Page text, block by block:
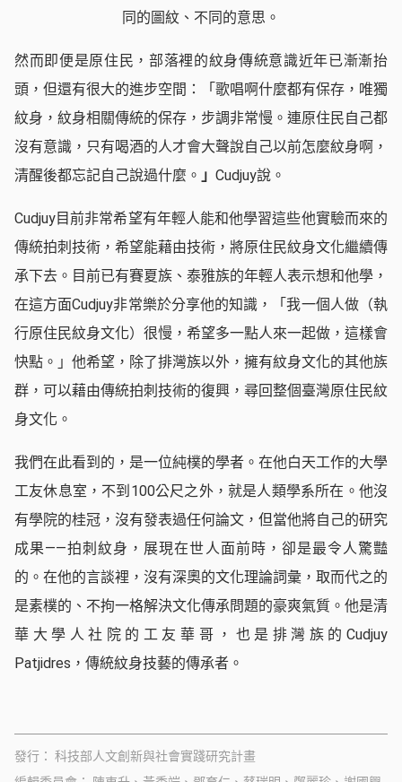
同的圖紋、不同的意思。
然而即便是原住民，部落裡的紋身傳統意識近年已漸漸抬
頭，但還有很大的進步空間：「歌唱啊什麼都有保存，唯獨
紋身，紋身相關傳統的保存，步調非常慢。連原住民自己都
沒有意識，只有喝酒的人才會大聲說自己以前怎麼紋身啊，
清醒後都忘記自己說過什麼。 」 Cudjuy說。
Cudjuy目前非常希望有年輕人能和他學習這些他實驗而來的
傳統拍刺技術，希望能藉由技術，將原住民紋身文化繼續傳
承下去。目前已有賽夏族、泰雅族的年輕人表示想和他學，
在這方面Cudjuy非常樂於分享他的知識，「我一個人做（執
行原住民紋身文化）很慢，希望多一點人來一起做，這樣會
快點。」他希望，除了排灣族以外，擁有紋身文化的其他族
群，可以藉由傳統拍刺技術的復興，尋回整個臺灣原住民紋
身文化。
我們在此看到的，是一位純樸的學者。在他白天工作的大學
工友休息室，不到100公尺之外，就是人類學系所在。他沒
有學院的桂冠，沒有發表過任何論文，但當他將自己的研究
成果——拍刺紋身，展現在世人面前時，卻是最令人驚豔
的。在他的言談裡，沒有深奧的文化理論詞彙，取而代之的
是素樸的、不拘一格解決文化傳承問題的豪爽氣質。他是清
華大學人社院的工友華哥，也是排灣族的Cudjuy
Patjidres，傳統紋身技藝的傳承者。
發行
科技部人文創新與社會實踐研究計畫